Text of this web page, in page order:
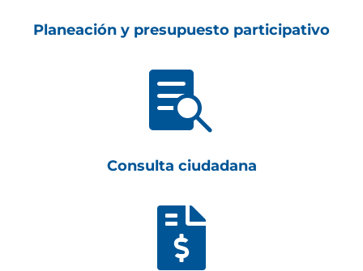
Planeación y presupuesto participativo

Consulta ciudadana
